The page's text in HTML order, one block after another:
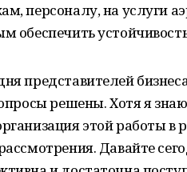
персоналу, на услуги
обеспечить
представителей
решены. Хотя я
этой работы в
Давайте